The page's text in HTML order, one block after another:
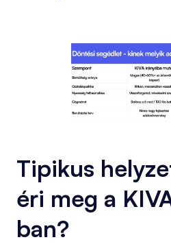
Tipikus
éri meg a
ban?